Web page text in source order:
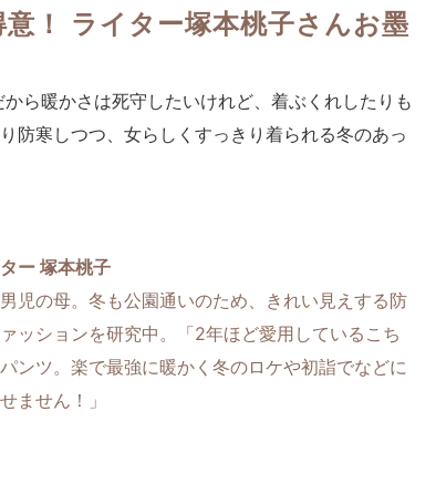
！ ライター塚本桃子さんお墨
ら暖かさは死守したいけれど、着ぶくれしたりも
防寒しつつ、女らしくすっきり着られる冬のあっ
ー 塚本桃子
児の母。冬も公園通いのため、きれい見えする防
ッションを研究中。「2年ほど愛用しているこち
ンツ。楽で最強に暖かく冬のロケや初詣でなどに
ません！」